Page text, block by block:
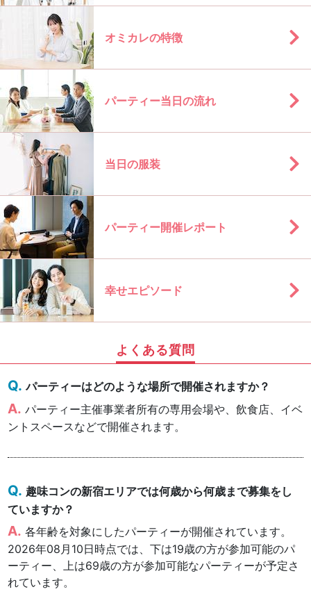
オミカレの特徴
パーティー当日の流れ
当日の服装
パーティー開催レポート
幸せエピソード
よくある質問
パーティーはどのような場所で開催されますか？
パーティー主催事業者所有の専用会場や、飲食店、イベ
ントスペースなどで開催されます。
趣味コンの新宿エリアでは何歳から何歳まで募集をし
ていますか？
各年齢を対象にしたパーティーが開催されています。
2026年08月10日時点では、下は19歳の方が参加可能のパ
ーティー、上は69歳の方が参加可能なパーティーが予定さ
れています。